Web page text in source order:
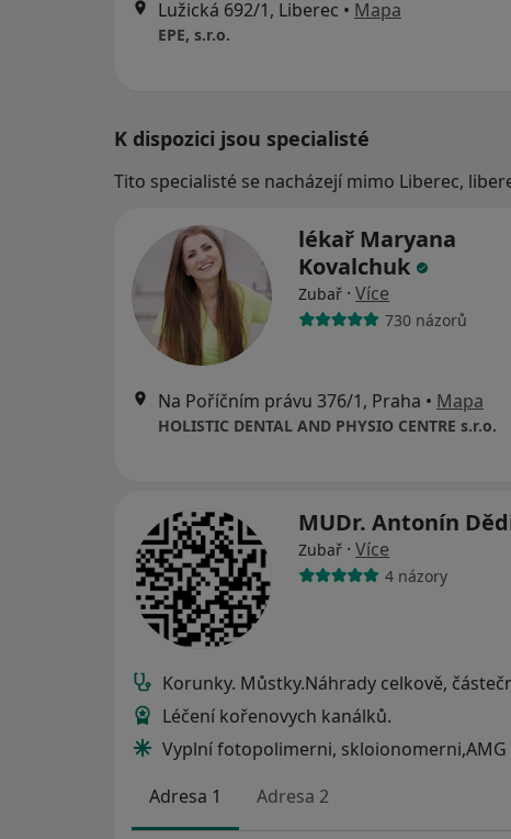
Lužická 692/1, Liberec • Mapa
EPE, s.r.o.
K dispozici jsou specialisté
Tito specialisté se nacházejí mimo Liberec,
lékař Maryana
Kovalchuk
Zubař · Více
730 názorů
Na Poříčním právu 376/1, Praha • Mapa
HOLISTIC DENTAL AND PHYSIO CENTRE s.r.o.
MUDr. Antonín
Zubař · Více
4 názory
Korunky. Můstky.Náhrady celkově,
Léčení kořenovych kanálků.
Vyplní fotopolimerni, skloionomerni,AMG
Adresa 1
Adresa 2